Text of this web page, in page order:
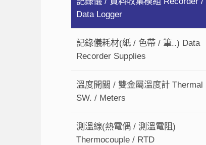
Data Logger
記錄儀耗材(紙 / 色帶 / 筆..) Data
Recorder Supplies
溫度開關 / 雙金屬溫度計 Thermal
SW. / Meters
測溫線(熱電偶 / 測溫電阻)
Thermocouple / RTD